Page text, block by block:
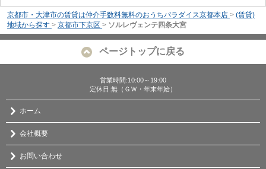
京都市・大津市の賃貸は仲介手数料無料のおうちパラダイス京都本店 > (賃貸)
地域から探す > 京都市下京区 > ソルレヴェンテ四条大宮
ページトップに戻る
営業時間:10:00～19:00
定休日:無（ＧＷ・年末年始）
ホーム
会社概要
お問い合わせ